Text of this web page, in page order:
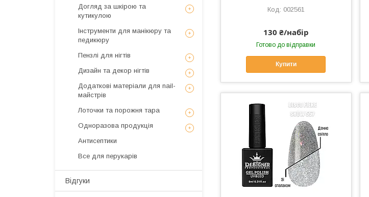
002561
130 ₴/набір
Готово до відправки
Купити
Догляд за шкірою та
кутикулою
Інструменти для манікюру та
педикюру
Пензлі для нігтів
Дизайн та декор нігтів
Додаткові матеріали для nail-
майстрів
Лоточки та порожня тара
Одноразова продукція
Антисептики
Все для перукарів
Відгуки